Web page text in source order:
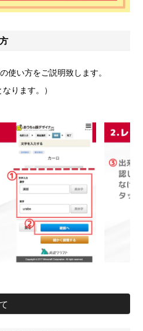
使い方をご説明致します。
ります。）